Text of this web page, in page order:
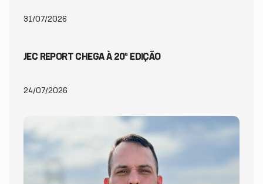
31/07/2026
JEC REPORT CHEGA À 20ª EDIÇÃO
24/07/2026